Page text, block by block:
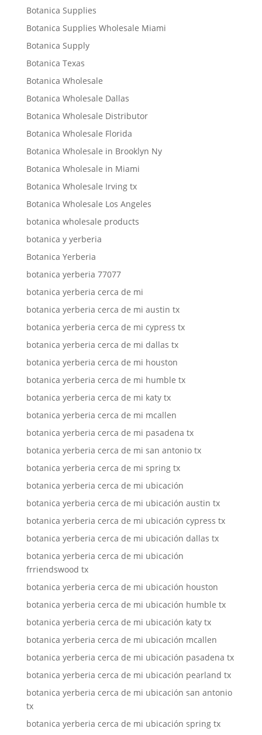
Botanica Supplies
Botanica Supplies Wholesale Miami
Botanica Supply
Botanica Texas
Botanica Wholesale
Botanica Wholesale Dallas
Botanica Wholesale Distributor
Botanica Wholesale Florida
Botanica Wholesale in Brooklyn Ny
Botanica Wholesale in Miami
Botanica Wholesale Irving tx
Botanica Wholesale Los Angeles
botanica wholesale products
botanica y yerberia
Botanica Yerberia
botanica yerberia 77077
botanica yerberia cerca de mi
botanica yerberia cerca de mi austin tx
botanica yerberia cerca de mi cypress tx
botanica yerberia cerca de mi dallas tx
botanica yerberia cerca de mi houston
botanica yerberia cerca de mi humble tx
botanica yerberia cerca de mi katy tx
botanica yerberia cerca de mi mcallen
botanica yerberia cerca de mi pasadena tx
botanica yerberia cerca de mi san antonio tx
botanica yerberia cerca de mi spring tx
botanica yerberia cerca de mi ubicación
botanica yerberia cerca de mi ubicación austin tx
botanica yerberia cerca de mi ubicación cypress tx
botanica yerberia cerca de mi ubicación dallas tx
botanica yerberia cerca de mi ubicación
frriendswood tx
botanica yerberia cerca de mi ubicación houston
botanica yerberia cerca de mi ubicación humble tx
botanica yerberia cerca de mi ubicación katy tx
botanica yerberia cerca de mi ubicación mcallen
botanica yerberia cerca de mi ubicación pasadena tx
botanica yerberia cerca de mi ubicación pearland tx
botanica yerberia cerca de mi ubicación san antonio
tx
botanica yerberia cerca de mi ubicación spring tx